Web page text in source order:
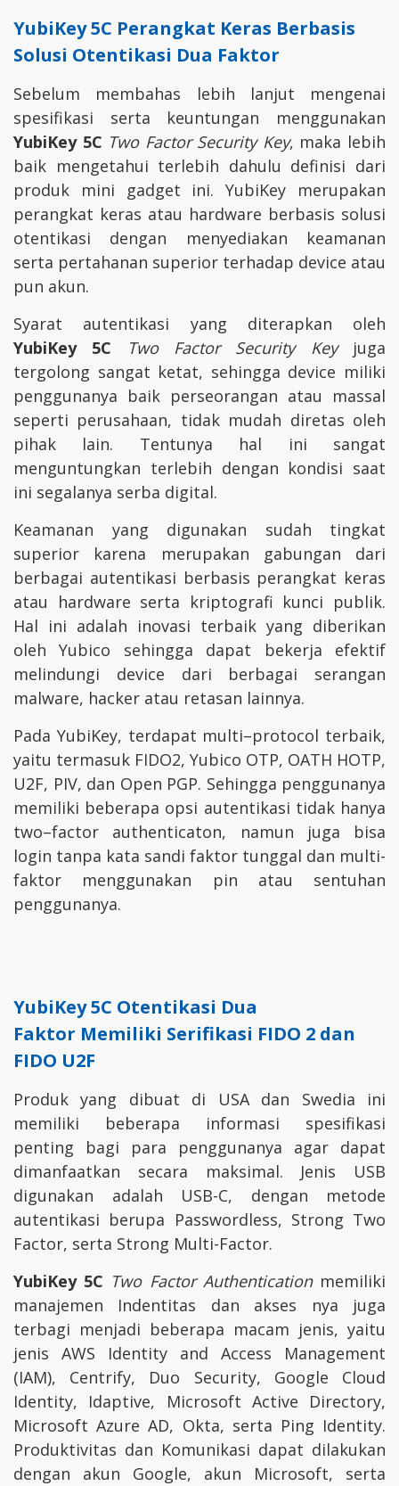
YubiKey 5C Perangkat Keras Berbasis
Solusi Otentikasi Dua Faktor
Sebelum membahas lebih lanjut mengenai
spesifikasi serta keuntungan menggunakan
YubiKey 5C Two Factor Security Key, maka lebih
baik mengetahui terlebih dahulu definisi dari
produk mini gadget ini. YubiKey merupakan
perangkat keras atau hardware berbasis solusi
otentikasi dengan menyediakan keamanan
serta pertahanan superior terhadap device atau
pun akun.
Syarat autentikasi yang diterapkan oleh
YubiKey 5C
Two Factor Security Keyjuga
tergolong sangat ketat, sehingga device miliki
penggunanya baik perseorangan atau massal
seperti perusahaan, tidak mudah diretas oleh
pihak lain. Tentunya hal ini sangat
menguntungkan terlebih dengan kondisi saat
ini segalanya serba digital.
Keamanan yang digunakan sudah tingkat
superior karena merupakan gabungan dari
berbagai autentikasi berbasis perangkat keras
atau hardware serta kriptografi kunci publik.
Hal ini adalah inovasi terbaik yang diberikan
oleh Yubico sehingga dapat bekerja efektif
melindungi device dari berbagai serangan
malware, hacker atau retasan lainnya.
Pada YubiKey, terdapat multi–protocol terbaik,
yaitu termasuk FIDO2, Yubico OTP, OATH HOTP,
U2F, PIV, dan Open PGP. Sehingga penggunanya
memiliki beberapa opsi autentikasi tidak hanya
two–factor authenticaton, namun juga bisa
login tanpa kata sandi faktor tunggal dan multi-
faktor menggunakan pin atau sentuhan
penggunanya.
YubiKey 5C Otentikasi Dua
Faktor Memiliki Serifikasi FIDO 2 dan
FIDO U2F
Produk yang dibuat di USA dan Swedia ini
memiliki beberapa informasi spesifikasi
penting bagi para penggunanya agar dapat
dimanfaatkan secara maksimal. Jenis USB
digunakan adalah USB-C, dengan metode
autentikasi berupa Passwordless, Strong Two
Factor, serta Strong Multi-Factor.
YubiKey 5C Two Factor Authentication memiliki
manajemen Indentitas dan akses nya juga
terbagi menjadi beberapa macam jenis, yaitu
jenis AWS Identity and Access Management
(IAM), Centrify, Duo Security, Google Cloud
Identity, Idaptive, Microsoft Active Directory,
Microsoft Azure AD, Okta, serta Ping Identity.
Produktivitas dan Komunikasi dapat dilakukan
dengan akun Google, akun Microsoft, serta